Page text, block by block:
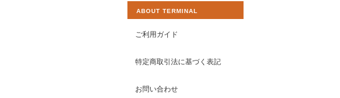
ABOUT TERMINAL
ご利用ガイド
特定商取引法に基づく表記
お問い合わせ